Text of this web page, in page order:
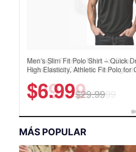
Men's Slim Fit Polo Shirt – Quick
High Elasticity, Athletic Fit Polo for
$6.99$29.99
MÁS POPULAR